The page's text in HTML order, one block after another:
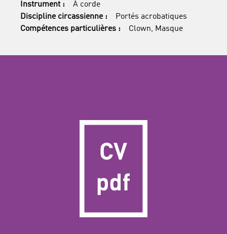
Instrument :
À corde
Discipline circassienne :
Portés acrobatiques
Compétences particulières :
Clown, Masque